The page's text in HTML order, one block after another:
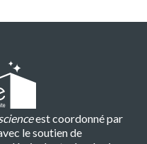
est coordonné par
le soutien de